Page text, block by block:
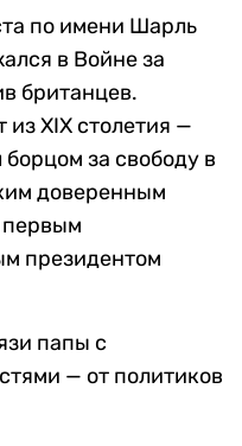
по имени Шарль
в Войне за
британцев.
XIX столетия —
за свободу в
доверенным
президентом
папы с
— от политиков